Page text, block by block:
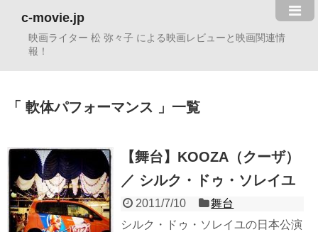
c-movie.jp
映画ライター 松 弥々子 による映画レビューと映画関連情
報！
軟体パフォーマンス 一覧
【舞台】KOOZA（クーザ）
／ シルク・ドゥ・ソレイユ
2011/7/10
舞台
シルク・ドゥ・ソレイユの日本公演